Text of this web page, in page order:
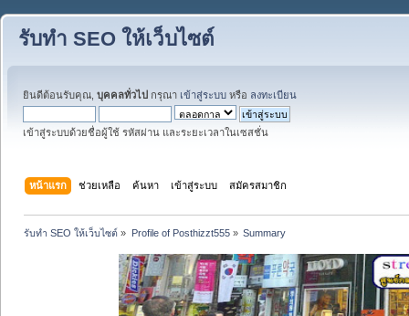
รับทำ SEO ให้เว็บไซต์
ยินดีต้อนรับคุณ, บุคคลทั่วไป กรุณา เข้าสู่ระบบ หรือ ลงทะเบียน
เข้าสู่ระบบด้วยชื่อผู้ใช้ รหัสผ่าน และระยะเวลาในเซสชั่น
หน้าแรก ช่วยเหลือ ค้นหา เข้าสู่ระบบ สมัครสมาชิก
รับทำ SEO ให้เว็บไซต์ » Profile of Posthizzt555» Summary